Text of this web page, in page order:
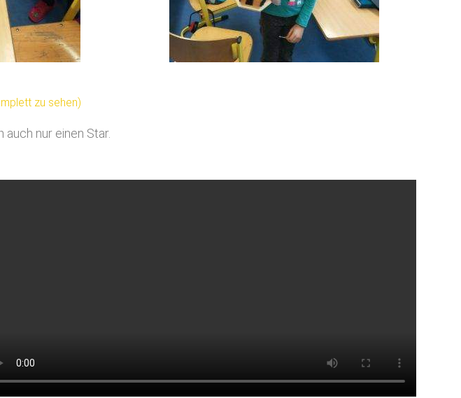
zu sehen)
nur einen Star.